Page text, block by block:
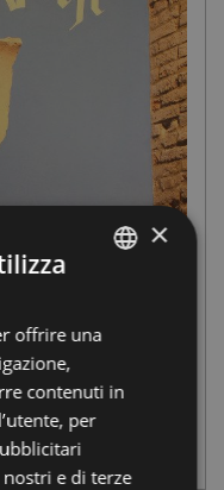
ENGLISH
FRENCH
×
offrire una
contenuti in
per
e di terze